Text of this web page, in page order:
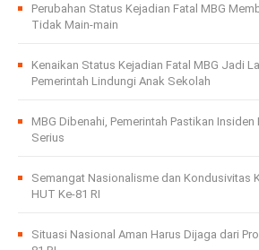
Perubahan Status Kejadian Fatal MBG
Tidak Main-main
Kenaikan Status Kejadian Fatal MBG Jadi
Pemerintah Lindungi Anak Sekolah
MBG Dibenahi, Pemerintah Pastikan
Serius
Semangat Nasionalisme dan Kondusivitas
HUT Ke-81 RI
Situasi Nasional Aman Harus Dijaga dari